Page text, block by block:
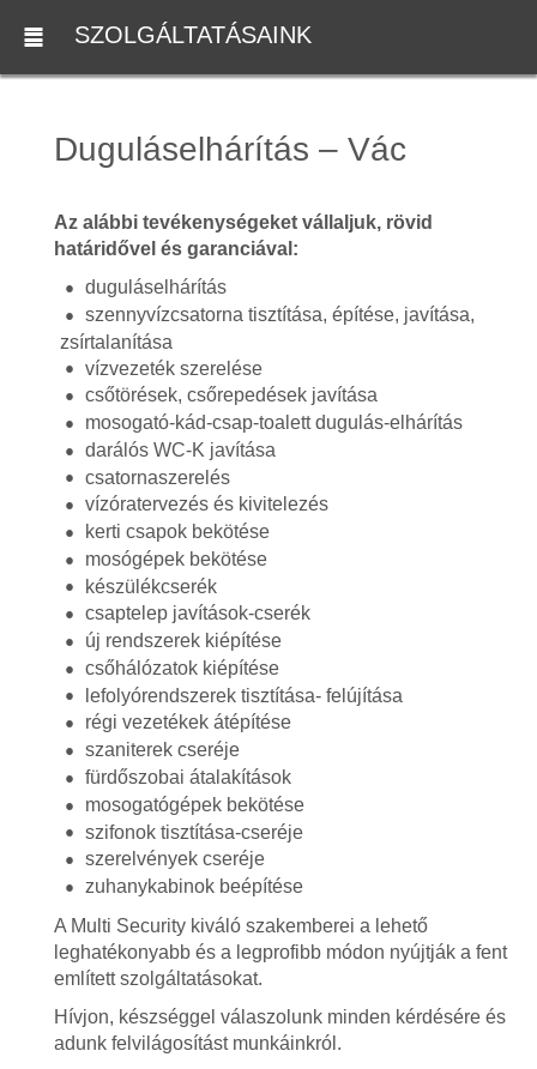
SZOLGÁLTATÁSAINK
Duguláselhárítás – Vác
Az alábbi tevékenységeket vállaljuk, rövid
határidővel és garanciával:
duguláselhárítás
szennyvízcsatorna tisztítása, építése, javítása,
zsírtalanítása
vízvezeték szerelése
csőtörések, csőrepedések javítása
mosogató-kád-csap-toalett dugulás-elhárítás
darálós WC-K javítása
csatornaszerelés
vízóratervezés és kivitelezés
kerti csapok bekötése
mosógépek bekötése
készülékcserék
csaptelep javítások-cserék
új rendszerek kiépítése
csőhálózatok kiépítése
lefolyórendszerek tisztítása- felújítása
régi vezetékek átépítése
szaniterek cseréje
fürdőszobai átalakítások
mosogatógépek bekötése
szifonok tisztítása-cseréje
szerelvények cseréje
zuhanykabinok beépítése
A Multi Security kiváló szakemberei a lehető
leghatékonyabb és a legprofibb módon nyújtják a fent
említett szolgáltatásokat.
Hívjon, készséggel válaszolunk minden kérdésére és
adunk felvilágosítást munkáinkról.